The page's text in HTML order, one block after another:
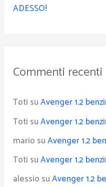
ADESSO!
Commenti recenti
Toti suAvenger 1.2
Toti suAvenger 1.2
mario suAvenger 1.2
Toti suAvenger 1.2
alessio suAvenger 1.2